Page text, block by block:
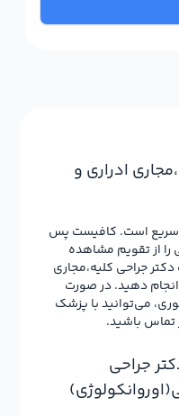
ادراري و
سریع است. کافیست پس
را از تقویم مشاهده
جراحي کليه،مجاري
انجام دهید. در صورت
می‌توانید با پزشک
تماس باشید.
جراحي